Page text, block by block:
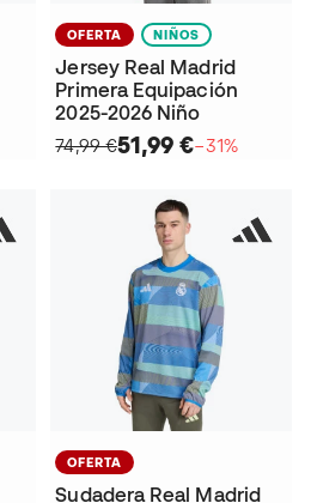
OFERTA NIÑOS
Jersey Real Madrid
Primera Equipación
2025-2026 Niño
74,99 €51,99 €−31%
OFERTA
Sudadera Real Madrid